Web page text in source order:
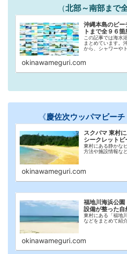
（北部～南部まで
沖縄本島のビー
トまで全９６
この記事では海水
まとめています。
から、シャワーや
部」「中部」「南
す！各ビーチへの
料金などの情報』
okinawameguri.com
《慶佐次ウッパマビー
スクバマ 東村
シークレットビ
東村にある静かな
方法や施設情報な
okinawameguri.com
福地川海浜公園
設備が整った自
東村にある「福地
などをまとめて紹
okinawameguri.com